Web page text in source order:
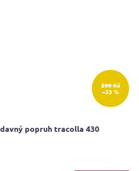
599 Kč
–33 %
popruh tracolla 430